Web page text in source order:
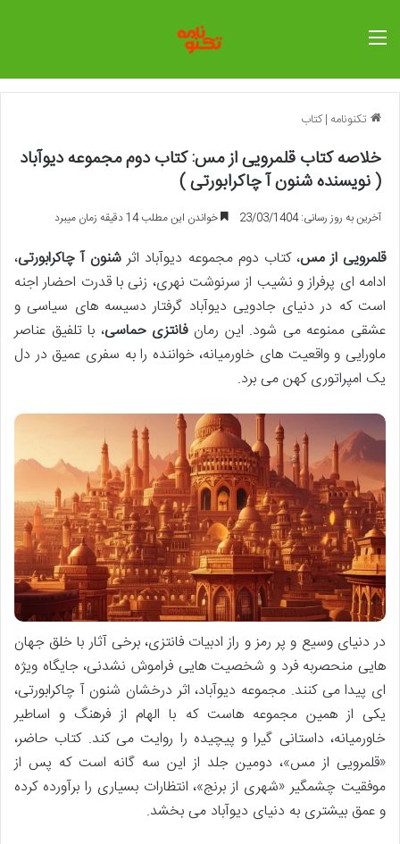
تکنونامه |کتاب
خلاصه کتاب قلمرویی از مس: کتاب دوم مجموعه دیوآباد
( نویسنده شنون آ چاکرابورتی )
آخرین به روز رسانی: 23/03/1404 خواندن این مطلب 14 دقیقه زمان میبرد
قلمرویی از مس، کتاب دوم مجموعه دیوآباد اثرشنون آ چاکرابورتی،
ادامه ای پرفراز و نشیب از سرنوشت نهری، زنی با قدرت احضار اجنه
است که در دنیای جادویی دیوآباد گرفتار دسیسه های سیاسی و
عشقی ممنوعه می شود. این رمانفانتزی حماسی، با تلفیق عناصر
ماورایی و واقعیت های خاورمیانه، خواننده را به سفری عمیق در دل
یک امپراتوری کهن می برد.
در دنیای وسیع و پر رمز و راز ادبیات فانتزی، برخی آثار با خلق جهان
هایی منحصربه فرد و شخصیت هایی فراموش نشدنی، جایگاه ویژه
ای پیدا می کنند. مجموعه دیوآباد، اثر درخشان شنون آ چاکرابورتی،
یکی از همین مجموعه هاست که با الهام از فرهنگ و اساطیر
خاورمیانه، داستانی گیرا و پیچیده را روایت می کند. کتاب حاضر،
«قلمرویی از مس»، دومین جلد از این سه گانه است که پس از
موفقیت چشمگیر «شهری از برنج»، انتظارات بسیاری را برآورده کرده
و عمق بیشتری به دنیای دیوآباد می بخشد.